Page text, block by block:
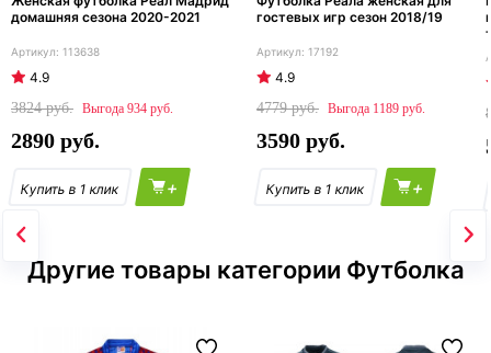
домашняя сезона 2020-2021
113638
4.9
3824
934
2890
+
гостевых игр сезон 2018/19
17192
4.9
4779
1189
3590
+
Другие товары категории Футболка